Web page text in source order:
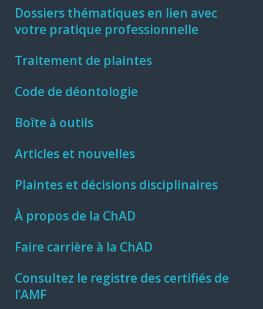
Dossiers thématiques en lien avec
votre pratique professionnelle
Traitement de plaintes
Code de déontologie
Boîte à outils
Articles et nouvelles
Plaintes et décisions disciplinaires
À propos de la ChAD
Faire carrière à la ChAD
Consultez le registre des certifiés de
l’AMF